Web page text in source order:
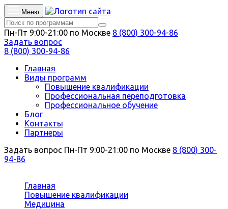
Меню
Пн-Пт 9:00-21:00 по Москве 8 (800) 300-94-86
Задать вопрос
8 (800) 300-94-86
Главная
Виды программ
Повышение квалификации
Профессиональная переподготовка
Профессиональное обучение
Блог
Контакты
Партнеры
Задать вопрос Пн-Пт 9:00-21:00 по Москве 8 (800) 300-
94-86
Главная
Повышение квалификации
Медицина